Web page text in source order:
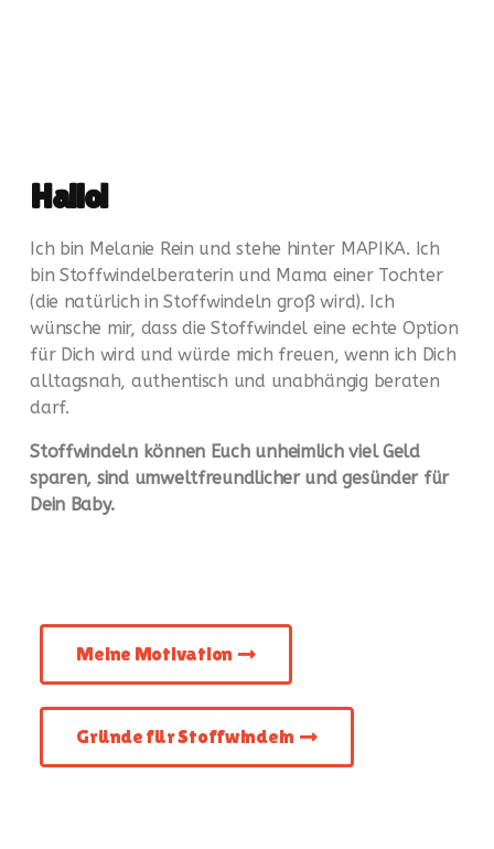
Hallo!
Ich bin Melanie Rein und stehe hinter MAPIKA. Ich
bin Stoffwindelberaterin und Mama einer Tochter
(die natürlich in Stoffwindeln groß wird). Ich
wünsche mir, dass die Stoffwindel eine echte Option
für Dich wird und würde mich freuen, wenn ich Dich
alltagsnah, authentisch und unabhängig beraten
darf.
Stoffwindeln können Euch unheimlich viel Geld
sparen, sind umweltfreundlicher und gesünder für
Dein Baby.
Meine Motivation
Gründe für Stoffwindeln